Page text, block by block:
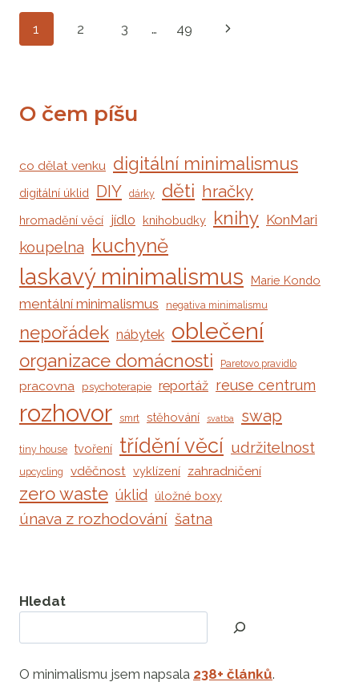
POŘÁDKEM
KREATIVNÍCH
Navigace
1 2 3 … 49
Další
O čem píšu
co dělat venku digitální minimalismus
digitální úklid DIY dárky děti hračky
hromadění věcí jídlo knihobudky knihy KonMari
koupelna kuchyně
laskavý minimalismus Marie Kondo
mentální minimalismus negativa minimalismu
nepořádek nábytek oblečení
organizace domácnosti Paretovo pravidlo
pracovna psychoterapie reportáž reuse centrum
rozhovor smrt stěhování svatba swap
tiny house tvoření třídění věcí udržitelnost
upcycling vděčnost vyklízení zahradničení
zero waste úklid úložné boxy
únava z rozhodování šatna
Hledat
O minimalismu jsem napsala 238+ článků.